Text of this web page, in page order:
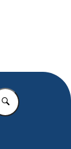
Vul in wat u